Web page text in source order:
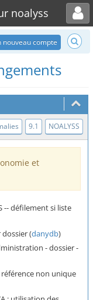
noalyss
Toggle user menu
nouveau compte
9.1 NOALYSS
et
-- défilement si liste
dossier (danydb)
- dossier -
non unique